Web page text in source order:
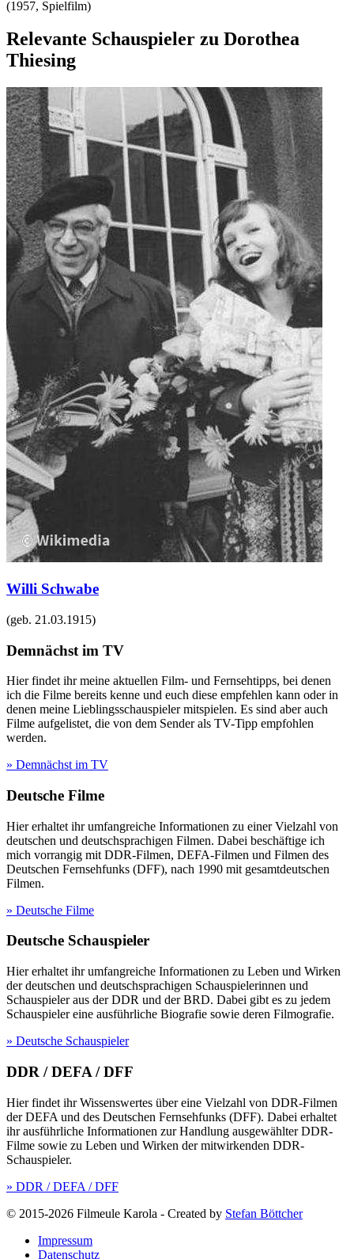
(1957, Spielfilm)
Relevante Schauspieler zu Dorothea
Thiesing
Willi Schwabe
(geb. 21.03.1915)
Demnächst im TV
Hier findet ihr meine aktuellen Film- und Fernsehtipps, bei denen
ich die Filme bereits kenne und euch diese empfehlen kann oder in
denen meine Lieblingsschauspieler mitspielen. Es sind aber auch
Filme aufgelistet, die von dem Sender als TV-Tipp empfohlen
werden.
» Demnächst im TV
Deutsche Filme
Hier erhaltet ihr umfangreiche Informationen zu einer Vielzahl von
deutschen und deutschsprachigen Filmen. Dabei beschäftige ich
mich vorrangig mit DDR-Filmen, DEFA-Filmen und Filmen des
Deutschen Fernsehfunks (DFF), nach 1990 mit gesamtdeutschen
Filmen.
» Deutsche Filme
Deutsche Schauspieler
Hier erhaltet ihr umfangreiche Informationen zu Leben und Wirken
der deutschen und deutschsprachigen Schauspielerinnen und
Schauspieler aus der DDR und der BRD. Dabei gibt es zu jedem
Schauspieler eine ausführliche Biografie sowie deren Filmografie.
» Deutsche Schauspieler
DDR / DEFA / DFF
Hier findet ihr Wissenswertes über eine Vielzahl von DDR-Filmen
der DEFA und des Deutschen Fernsehfunks (DFF). Dabei erhaltet
ihr ausführliche Informationen zur Handlung ausgewählter DDR-
Filme sowie zu Leben und Wirken der mitwirkenden DDR-
Schauspieler.
» DDR / DEFA / DFF
© 2015-2026 Filmeule Karola - Created by Stefan Böttcher
Impressum
Datenschutz